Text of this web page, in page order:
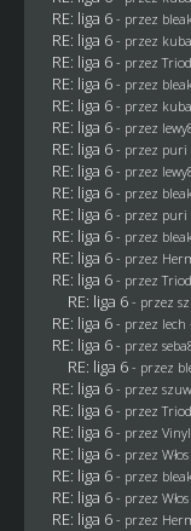
RE: liga 6 - przez bleak
RE: liga 6 - przez
RE: liga 6 - przez
RE: liga 6 - przez bleak
RE: liga 6 - przez
RE: liga 6 - przez
RE: liga 6 - przez puri
RE: liga 6 - przez
RE: liga 6 - przez bleak
RE: liga 6 - przez puri
RE: liga 6 - przez bleak
RE: liga 6 - przez
RE: liga 6 - przez
RE: liga 6 - przez
RE: liga 6 - przez lech
RE: liga 6 - przez
RE: liga 6 - przez
RE: liga 6 - przez
RE: liga 6 - przez
RE: liga 6 - przez
RE: liga 6 - przez Włos
RE: liga 6 - przez bleak
RE: liga 6 - przez Włos
RE: liga 6 - przez